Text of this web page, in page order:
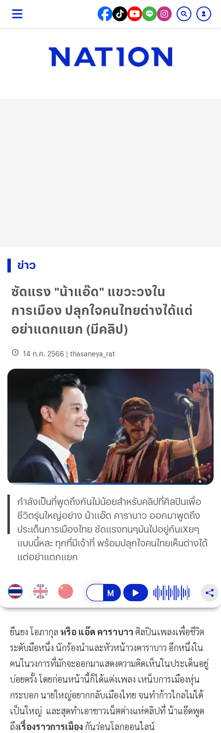
ข่าว
ซัดแรง "น้าแอ๊ด" แขวะวงใน
การเมือง ปลุกใจคนไทยต่างได้แต่
อย่าแตกแยก (มีคลิป)
14 ก.ค. 2566 | thasaneya_rat
กำลังเป็นที่พูดถึงกันไม่น้อยสำหรับคลิปที่ศิลปินเพื่อ
ชีวิตรุ่นใหญ่อย่าง น้าแอ๊ด คาราบาว ออกมาพูดถึง
ประเด็นการเมืองไทย ซัดแรงทนๆมันไปอยู่กันเXยๆ
แบบนี้หละ ทุกที่มีเจ้าที่ พร้อมปลุกใจคนไทยเห็นต่างได้
แต่อย่าแตกแยก
ยืนยง โอภากุล หรือ แอ๊ด คาราบาวศิลปินเพลงเพื่อชีวิต
ระดับมือหนึ่ง นักร้องนำและหัวหน้าวงคาราบาว อีกหนึ่งใน
คนในวงการที่มักจะออกมาแสดงความคิดเห็นในประเด็นอยู่
บ่อยครั้ง โดยก่อนหน้านี้ก็ได้แต่งเพลง เหน็บการเมืองหุ่น
กระบอก นายใหญ่อยากกลับเมืองไทย จนทำก้าวไกลไม่ได้
เป็นใหญ่ และสุดทำเอาชาวเน็ตต่างแห่คลิปที่ น้าแอ๊ดพูด
ถึงเรื่องราวการเมือง กันว่อนโลกออนไลน์